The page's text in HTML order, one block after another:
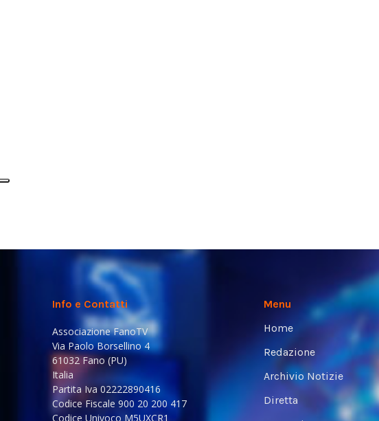
Info e Contatti
Associazione FanoTV
Via Paolo Borsellino 4
61032 Fano (PU)
Italia
Partita Iva 02222890416
Codice Fiscale 900 20 200 417
Codice Univoco M5UXCR1
Menu
Home
Redazione
Archivio Notizie
Diretta